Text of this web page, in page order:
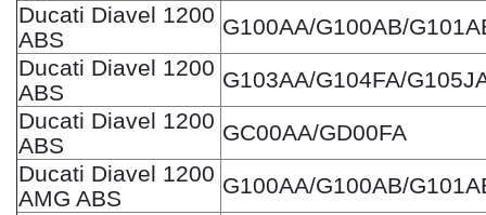
Ducati Diavel 1200
ABS
G100AA/G100AB/
Ducati Diavel 1200
ABS
G103AA/G104FA/
Ducati Diavel 1200
ABS
GC00AA/GD00FA
Ducati Diavel 1200
AMG ABS
G100AA/G100AB/